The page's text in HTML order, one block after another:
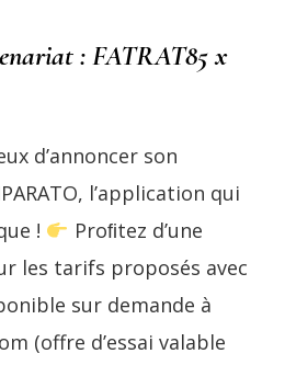
: FATRAT85 x
d’annoncer son
l’application qui
!
Proﬁtez d’une
les tarifs proposés avec
sur demande à
(offre d’essai valable